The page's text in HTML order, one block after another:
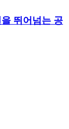
뛰어넘는 공